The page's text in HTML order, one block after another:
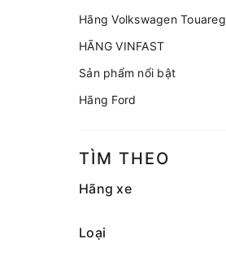
Hãng Volkswagen Touareg
HÃNG VINFAST
Sản phẩm nổi bật
Hãng Ford
TÌM THEO
Hãng xe
Loại